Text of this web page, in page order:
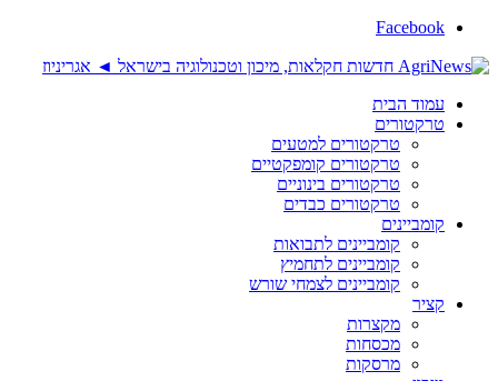
Facebook
עמוד הבית
טרקטורים
טרקטורים למטעים
טרקטורים קומפקטיים
טרקטורים בינוניים
טרקטורים כבדים
קומביינים
קומביינים לתבואות
קומביינים לתחמיץ
קומביינים לצמחי שורש
קציר
מקצרות
מכסחות
מרסקות